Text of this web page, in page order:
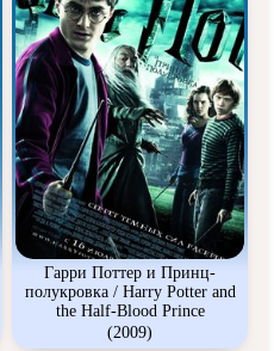
Гарри Поттер и Принц-
полукровка / Harry Potter and
the Half-Blood Prince
(2009)